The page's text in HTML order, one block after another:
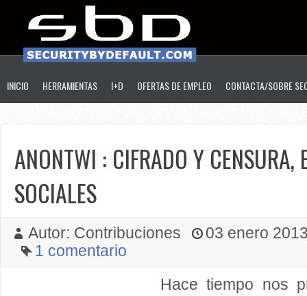
INICIO HERRAMIENTAS I+D OFERTAS DE EMPLEO CONTACTA/SOBRE
ANONTWI : CIFRADO Y CENSURA,
SOCIALES
Autor: Contribuciones
03 enero
1 comentario
Hace tiempo nos